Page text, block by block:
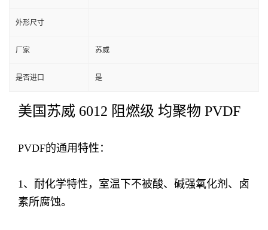
外形尺寸
厂家 苏威
是否进口 是
美国苏威 6012 阻燃级 均聚物 PVDF
PVDF的通用特性：
1、耐化学特性，室温下不被酸、碱强氧化剂、卤
素所腐蚀。